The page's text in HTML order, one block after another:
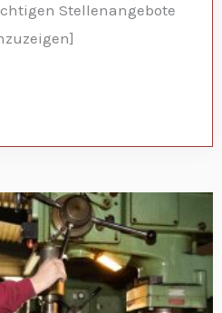
Stellenangebote